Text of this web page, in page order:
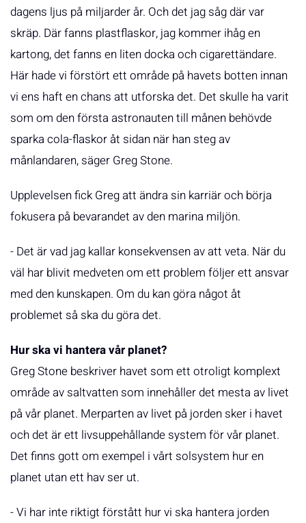
dagens ljus på miljarder år. Och det jag såg där var
skräp. Där fanns plastflaskor, jag kommer ihåg en
kartong, det fanns en liten docka och cigarettändare.
Här hade vi förstört ett område på havets botten innan
vi ens haft en chans att utforska det. Det skulle ha varit
som om den första astronauten till månen behövde
sparka cola-flaskor åt sidan när han steg av
månlandaren, säger Greg Stone.
Upplevelsen fick Greg att ändra sin karriär och börja
fokusera på bevarandet av den marina miljön.
- Det är vad jag kallar konsekvensen av att veta. När du
väl har blivit medveten om ett problem följer ett ansvar
med den kunskapen. Om du kan göra något åt
problemet så ska du göra det.
Hur ska vi hantera vår planet?
Greg Stone beskriver havet som ett otroligt komplext
område av saltvatten som innehåller det mesta av livet
på vår planet. Merparten av livet på jorden sker i havet
och det är ett livsuppehållande system för vår planet.
Det finns gott om exempel i vårt solsystem hur en
planet utan ett hav ser ut.
- Vi har inte riktigt förstått hur vi ska hantera jorden